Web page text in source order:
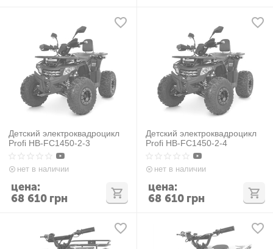
Детский электроквадроцикл
Profi HB-FC1450-2-3
нет в наличии
68 610 грн
цена:
Детский электроквадроцикл
Profi HB-FC1450-2-4
нет в наличии
68 610 грн
цена: